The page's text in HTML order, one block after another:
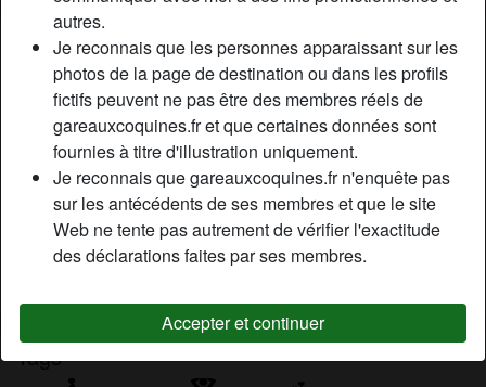
autres.
Je reconnais que les personnes apparaissant sur les
photos de la page de destination ou dans les profils
fictifs peuvent ne pas être des membres réels de
gareauxcoquines.fr et que certaines données sont
fournies à titre d'illustration uniquement.
Je reconnais que gareauxcoquines.fr n'enquête pas
sur les antécédents de ses membres et que le site
Web ne tente pas autrement de vérifier l'exactitude
des déclarations faites par ses membres.
Accepter et continuer
person_pin Description
J’aime être sexy auprès d’un bel homme, je suis vite
excitée, je n’ai que le défaut de crier parfois pendant
l’orgasme. Je veux aussi vous faire crier de jouissance
sous la douceur de ma langue. Je veux des baisers
profonds, des gros câlins affectueux, par moment de la
vigueur et de la force.
Cherche
Tags